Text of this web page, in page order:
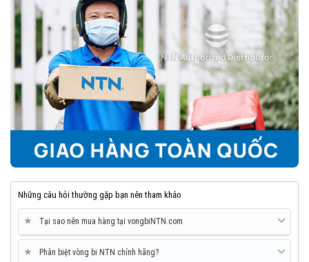
Những câu hỏi thường gặp bạn nên tham khảo
★ Tại sao nên mua hàng tại vongbiNTN.com
★ Phân biệt vòng bi NTN chính hãng?